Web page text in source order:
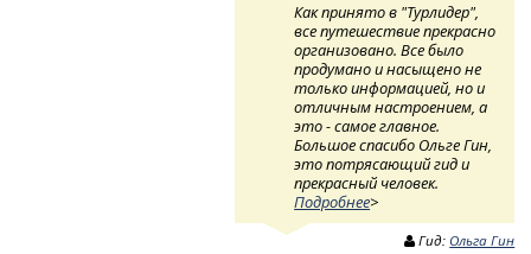
Как принято в "Турлидер",
все путешествие прекрасно
организовано. Все было
продумано и насыщено не
только информацией, но и
отличным настроением, а
это - самое главное.
Большое спасибо Ольге Гин,
это потрясающий гид и
прекрасный человек.
Подробнее>
Гид: Ольга Гин